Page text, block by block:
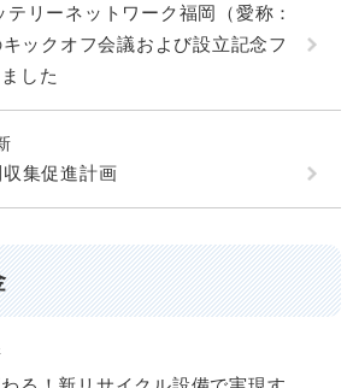
テリーネットワーク福岡（愛称：
ックオフ会議および設立記念フ
した
集促進計画